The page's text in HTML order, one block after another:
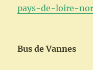
pays-de-loire-
Bus de Vannes